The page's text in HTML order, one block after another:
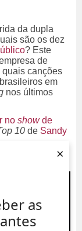
as
×
da dupla
são os dez
? Este
de
canções
em
nos últimos
no showde
10 de Sandy